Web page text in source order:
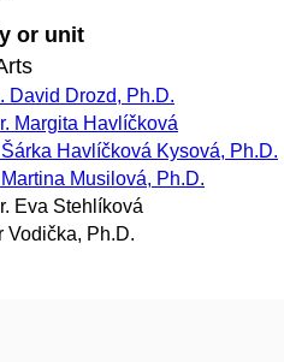
or unit
David Drozd, Ph.D.
Margita Havlíčková
Havlíčková Kysová, Ph.D.
Musilová, Ph.D.
Eva Stehlíková
Vodička, Ph.D.